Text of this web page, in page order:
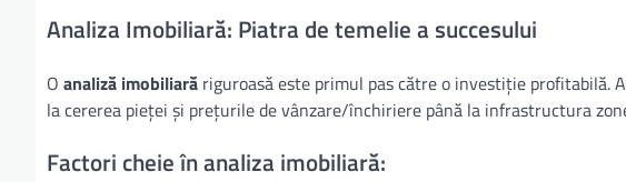
Analiza Imobiliară: Piatra de temelie a succesului
O analiză imobiliară riguroasă este primul pas către o investiție profitabilă.
la cererea pieței și prețurile de vânzare/închiriere până la infrastructura
Factori cheie în analiza imobiliară: